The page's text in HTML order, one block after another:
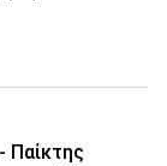
Παίκτης